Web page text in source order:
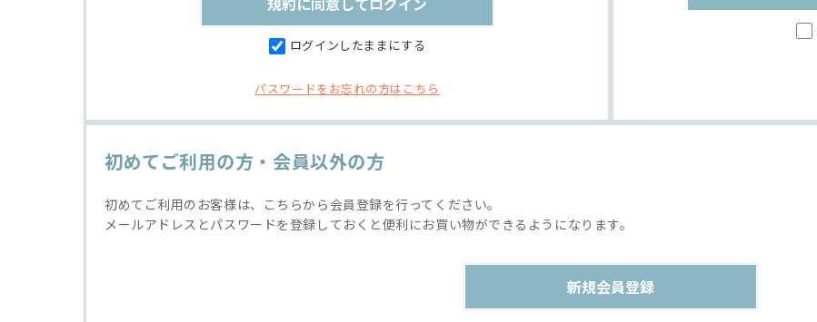
ログインしたままにする
パスワードをお忘れの方はこちら
初めてご利用の方・会員以外の方
初めてご利用のお客様は、こちらから会員登録を行ってください。
メールアドレスとパスワードを登録しておくと便利にお買い物ができるようになります。